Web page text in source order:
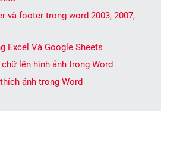
và footer trong word 2003, 2007,
Excel Và Google Sheets
lên hình ảnh trong Word
ảnh trong Word